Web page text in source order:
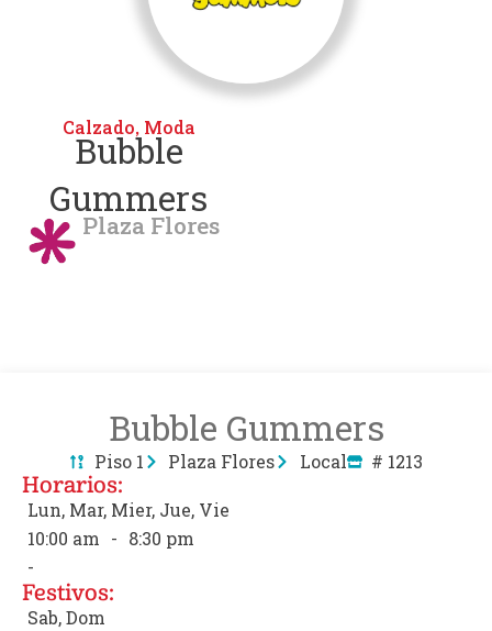
Calzado, Moda
Bubble
Gummers
Plaza Flores
Bubble Gummers
Piso 1 Plaza Flores Local # 1213
Horarios:
Lun, Mar, Mier, Jue, Vie
10:00 am - 8:30 pm
-
Festivos:
Sab, Dom